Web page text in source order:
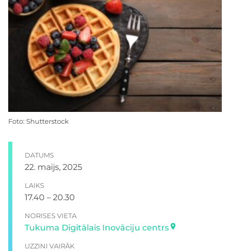
DATUMS
22. maijs, 2025
LAIKS
17.40 – 20.30
NORISES VIETA
Tukuma Digitālais Inovāciju centrs
UZZINI VAIRĀK
Foto: Shutterstock